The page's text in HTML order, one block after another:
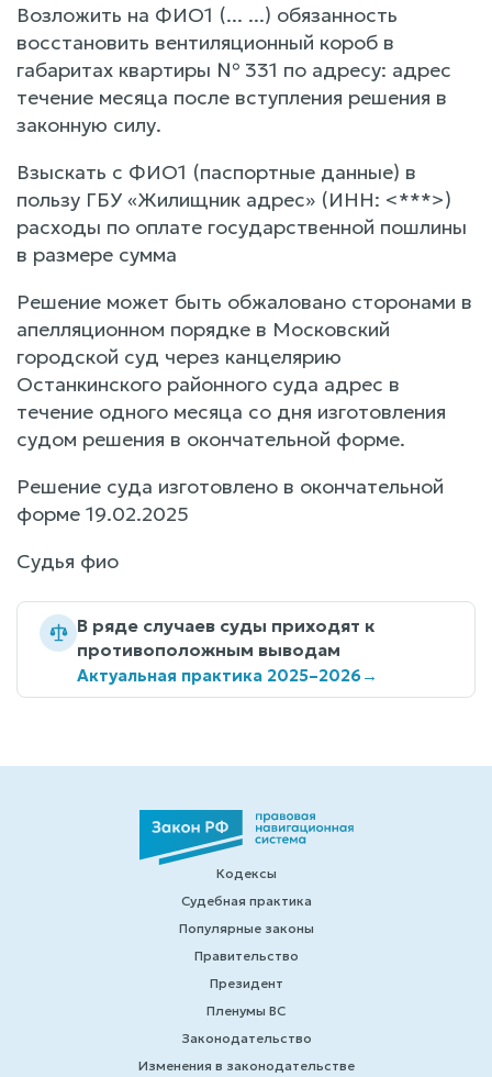
Возложить на ФИО1 (... ...) обязанность
восстановить вентиляционный короб в
габаритах квартиры № 331 по адресу: адрес
течение месяца после вступления решения в
законную силу.
Взыскать с ФИО1 (паспортные данные) в
пользу ГБУ «Жилищник адрес» (ИНН: <***>)
расходы по оплате государственной пошлины
в размере сумма
Решение может быть обжаловано сторонами в
апелляционном порядке в Московский
городской суд через канцелярию
Останкинского районного суда адрес в
течение одного месяца со дня изготовления
судом решения в окончательной форме.
Решение суда изготовлено в окончательной
форме 19.02.2025
Судья фио
В ряде случаев суды приходят к
противоположным выводам
Актуальная практика 2025–2026→
Кодексы
Судебная практика
Популярные законы
Правительство
Президент
Пленумы ВС
Законодательство
Изменения в законодательстве